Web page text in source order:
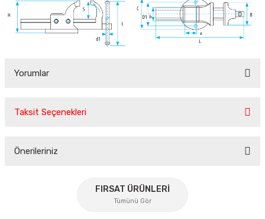
Yorumlar
Taksit Seçenekleri
Önerileriniz
konularda yetersiz gördüğünüz noktaları öneri formunu
kullanarak tarafımıza iletebilirsiniz.
FIRSAT ÜRÜNLERİ
Tümünü Gör